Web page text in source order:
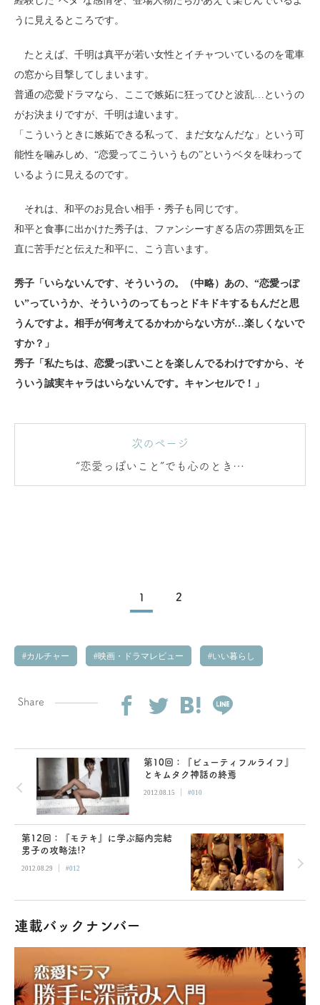
うに見えるところです。
たとえば、千明は真平が若い女性とイチャついているのを電車
の窓から目撃してしまいます。
普通の恋愛ドラマなら、ここで嫉妬に狂ってひと波乱…というの
がお決まりですが、千明は違います。
「こういうときに嫉妬できる私って、まだ女なんだな」という可
能性を噛みしめ、“恋愛ってこういうもの”というベタを味わって
いるように見えるのです。
それは、和平のお見合い相手・秀子も同じです。
和平と食事に出かけた秀子は、ファンシーすぎる店の雰囲気を正
直に苦手だと伝えた和平に、こう言います。
秀子「いらないんです、そういうの。（中略）あの、“恋愛っぽ
い”っていうか、そういうのってもっとドキドキするもんだと思
うんですよ。相手が何考えてるかわからない方が…楽しくないで
すか？」
秀子「私たちは、恋愛っぽいことを楽しんでるわけですから、そ
ういう誠実キャラはいらないんです。キャンセルで！」
次のページ
“恋愛っぽいこと”でも心のときめ
きは本物
1 2
カルチャー 映画・ドラマレビュー いい暮らし
Share
第10回：『ビューティフルライフ』
とキムタク神話の終焉
2012.08.15 | #010
第12回：『モテキ』に学ぶ脳内完結
男子の攻略法!?
2012.08.29 | #012
連載バックナンバー